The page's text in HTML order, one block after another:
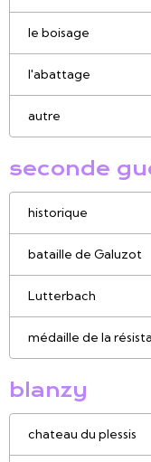
le boisage
l'abattage
autre
seconde
historique
bataille de Galuzot
Lutterbach
médaille de la
blanzy
chateau du plessis